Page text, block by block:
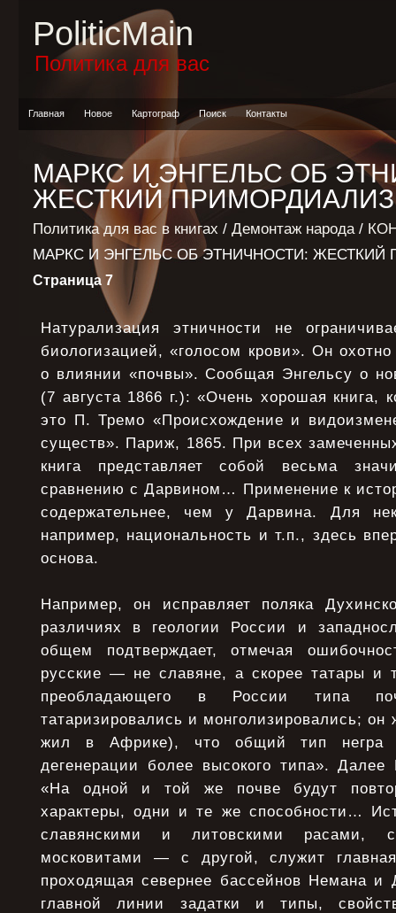
PoliticMain
Политика для вас
Главная Новое Картограф Поиск Контакты
МАРКС И ЭНГЕЛЬС ОБ
ЖЕСТКИЙ
Политика для вас в книгах / Демонтаж народа/
МАРКС И ЭНГЕЛЬС ОБ ЭТНИЧНОСТИ: ЖЕСТКИЙ
Страница 7
Натурализация этничности не
биологизацией, «голосом крови». Он
о влиянии «почвы». Сообщая Энгельсу о
(7 августа 1866 г.): «Очень хорошая
это П. Тремо «Происхождение и
существ». Париж, 1865. При всех
книга представляет собой весьма
сравнению с Дарвином… Применение к
содержательнее, чем у Дарвина. Для
например, национальность и т.п., здесь
основа.
Например, он исправляет поляка
различиях в геологии России и
общем подтверждает, отмечая
русские — не славяне, а скорее татары и
преобладающего в России типа
татаризировались и монголизировались; он
жил в Африке), что общий тип негра
дегенерации более высокого типа».
«На одной и той же почве будут
характеры, одни и те же способности…
славянскими и литовскими
московитами — с другой, служит главная
проходящая севернее бассейнов Немана
главной линии задатки и типы,